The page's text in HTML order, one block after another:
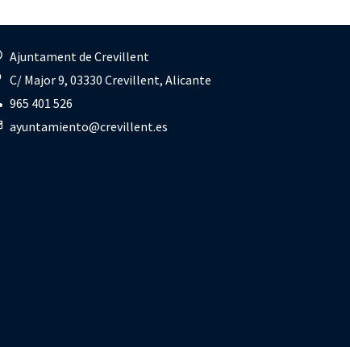
Ajuntament de Crevillent
C/ Major 9, 03330 Crevillent, Alicante
965 401 526
ayuntamiento@crevillent.es